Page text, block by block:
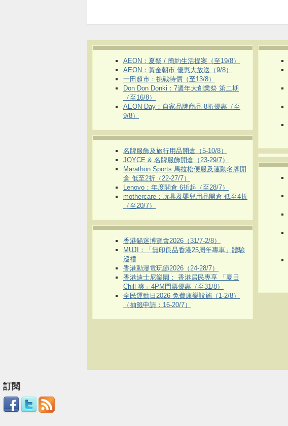
AEON：夏祭 / 簡約生活提案（至19/8）
AEON：黃金朝市 優惠大放送（9/8）
一田超市：挑戰特價（至13/8）
Don Don Donki：7週年大創業祭 第二期
（至16/8）
AEON Day：自家品牌商品 8折優惠（至
9/8）
名牌服飾及旅行用品開倉（5-10/8）
JOYCE & 名牌服飾開倉（23-29/7）
Marathon Sports 馬拉松便服及運動名牌開
倉 低至2折（22-27/7）
Lenovo：年度開倉 6折起（至28/7）
mothercare：玩具及嬰兒用品開倉 低至4折
（至20/7）
香港貓迷博覽會2026（31/7-2/8）
MUJI：「無印良品香港25周年專車」體驗
巡禮
香港動漫電玩節2026（24-28/7）
香港迪士尼樂園： 香港居民專享 「夏日
Chill 爽」4PM門票優惠（至31/8）
全民運動日2026 免費康樂設施（1-2/8）
（抽籤申請：16-20/7）
訂閱